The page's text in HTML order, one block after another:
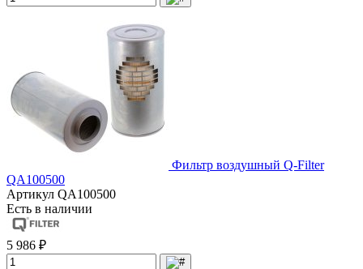
Фильтр воздушный Q-Filter
QA100500
Артикул QA100500
Есть в наличии
5 986 ₽